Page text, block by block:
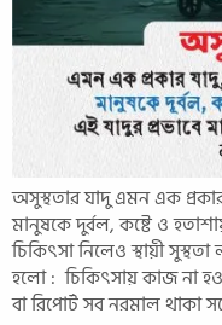
অসুস্থতার যাদু এমন এক
মানুষকে দুর্বল, কষ্টে ও
চিকিৎসা নিলেও স্থায়ী
হলো : চিকিৎসায় কাজ না
বা রিপোর্ট সব নরমাল থাকা